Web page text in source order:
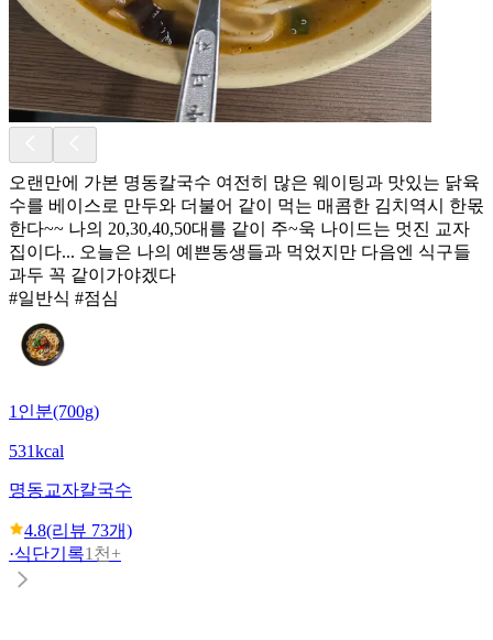
오랜만에 가본 명동칼국수 여전히 많은 웨이팅과 맛있는 닭육
수를 베이스로 만두와 더불어 같이 먹는 매콤한 김치역시 한몫
한다~~ 나의 20,30,40,50대를 같이 주~욱 나이드는 멋진 교자
집이다... 오늘은 나의 예쁜동생들과 먹었지만 다음엔 식구들
과두 꼭 같이가야겠다
#일반식 #점심
1인분(700g)
531kcal
명동교자칼국수
4.8(리뷰 73개)
·식단기록1천+